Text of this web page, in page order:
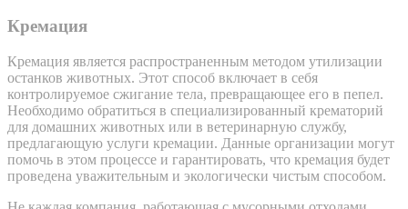
Кремация
Кремация является распространенным методом утилизации
останков животных. Этот способ включает в себя
контролируемое сжигание тела, превращающее его в пепел.
Необходимо обратиться в специализированный крематорий
для домашних животных или в ветеринарную службу,
предлагающую услуги кремации. Данные организации могут
помочь в этом процессе и гарантировать, что кремация будет
проведена уважительным и экологически чистым способом.